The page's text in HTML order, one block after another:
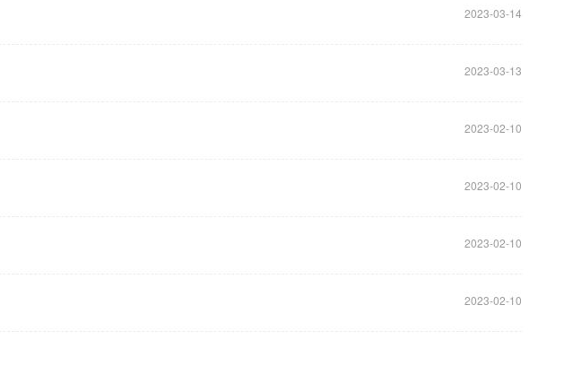
2023-03-14
2023-03-13
2023-02-10
2023-02-10
2023-02-10
2023-02-10